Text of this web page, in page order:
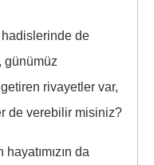
hadislerinde de
günümüz
getiren rivayetler var,
de verebilir misiniz?
da